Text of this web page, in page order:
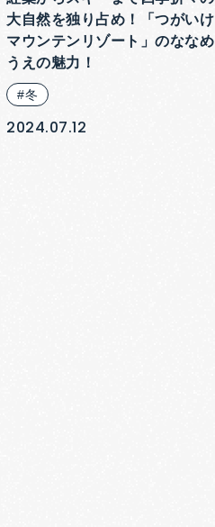
大自然を独り占め！「つがいけ
マウンテンリゾート」のななめ
うえの魅力！
#冬
2024.07.12